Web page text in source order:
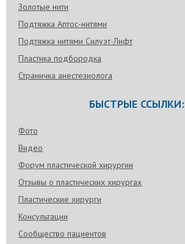
Золотые нити
Подтяжка Аптос-нитями
Подтяжка нитями Силуэт-Лифт
Пластика подбородка
Страничка анестезиолога
БЫСТРЫЕ ССЫЛКИ:
Фото
Видео
Форум пластической хирургии
Отзывы о пластических хирургах
Пластические хирурги
Консультации
Сообщество пациентов